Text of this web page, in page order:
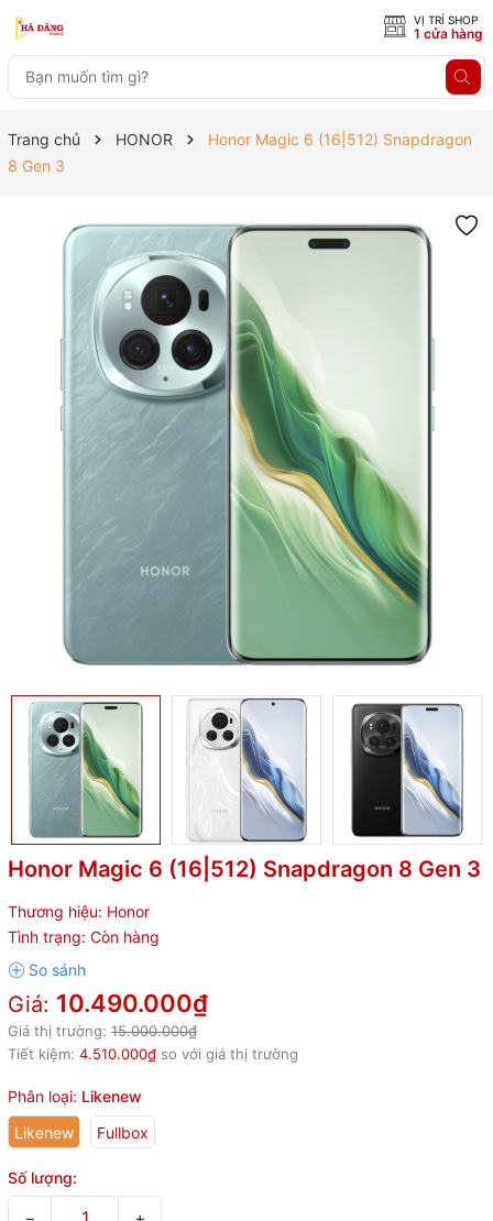
VỊ TRÍ SHOP
1 cửa hàng
Trang chủ HONOR
Honor Magic 6 (16|512) Snapdragon
8 Gen 3
Honor Magic 6 (16|512) Snapdragon 8 Gen 3
Thương hiệu: Honor
Tình trạng: Còn hàng
Giá: 10.490.000₫
Giá thị trường: 15.000.000₫
Tiết kiệm: 4.510.000₫ so với giá thị trường
Phân loại: Likenew
Likenew
Fullbox
Số lượng: